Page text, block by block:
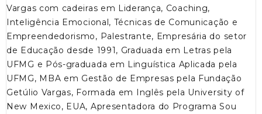
Vargas com cadeiras em Liderança, Coaching,
Inteligência Emocional, Técnicas de Comunicação e
Empreendedorismo, Palestrante, Empresária do setor
de Educação desde 1991, Graduada em Letras pela
UFMG e Pós-graduada em Linguística Aplicada pela
UFMG, MBA em Gestão de Empresas pela Fundação
Getúlio Vargas, Formada em Inglês pela University of
New Mexico, EUA, Apresentadora do Programa Sou